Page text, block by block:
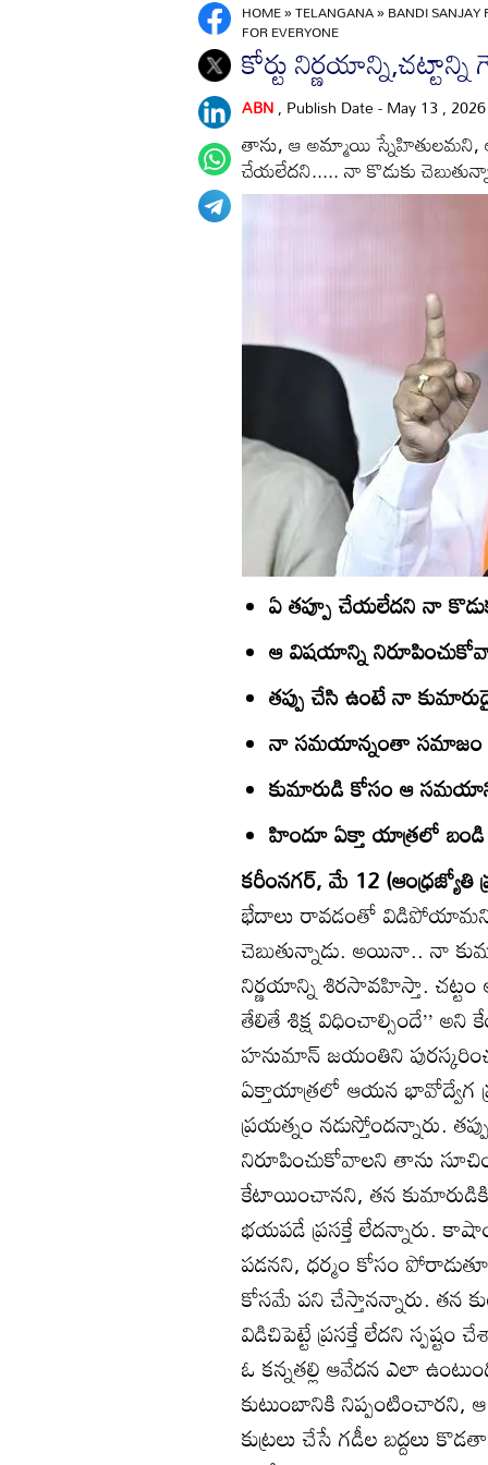
HOME»TELANGANA»BANDI SANJAY
FOR EVERYONE
కోర్టు
ABN, Publish Date - May 13 ,
తాను, ఆ అమ్మాయి
చేయలేదని..... నా కొడుకు
ఏ తప్పూ చేయలేదని నా
ఆ విషయాన్ని
తప్పు చేసి ఉంటే నా
నా సమయాన్నంతా
కుమారుడి కోసం ఆ
హిందూ ఏక్తా యాత్రలో
కరీంనగర్‌, మే 12 (ఆంధ్రజ్యోతి
భేదాలు రావడంతో విడిపోయామని,
చెబుతున్నాడు. అయినా.. నా
నిర్ణయాన్ని శిరసావహిస్తా.
తేలితే శిక్ష విధించాల్సిందే’’
హనుమాన్‌ జయంతిని
ఏక్తాయాత్రలో ఆయన భావోద్వేగ
ప్రయత్నం నడుస్తోందన్నారు.
నిరూపించుకోవాలని తాను
కేటాయించానని, తన
భయపడే ప్రసక్తే లేదన్నారు.
పడనని, ధర్మం కోసం
కోసమే పని చేస్తానన్నారు. తన
విడిచిపెట్టే ప్రసక్తే లేదని
ఓ కన్నతల్లి ఆవేదన ఎలా
కుటుంబానికి నిప్పంటించారని, ఆ
కుట్రలు చేసే గడీల బద్దలు